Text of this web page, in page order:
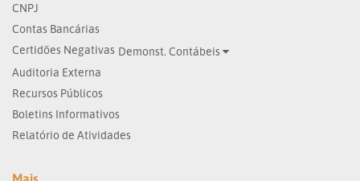
CNPJ
Contas Bancárias
Certidões Negativas Demonst. Contábeis
Auditoria Externa
Recursos Públicos
Boletins Informativos
Relatório de Atividades